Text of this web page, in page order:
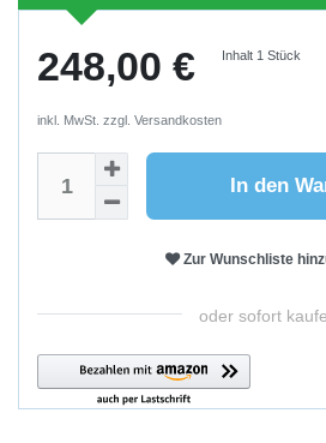
248,00 € Inhalt1Stück
inkl. MwSt. zzgl. Versandkosten
In den
Zur Wunschliste
oder sofort